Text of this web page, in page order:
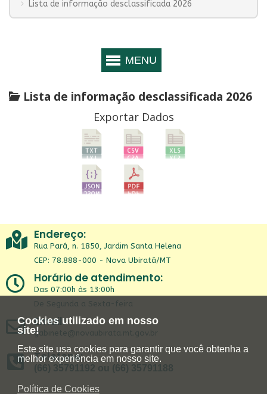
Cookies utilizado em nosso
site!
Este site usa cookies para garantir que você obtenha a
melhor experiência em nosso site.
Política de Cookies
Lista de informação desclassificada 2026
Lista de informação desclassificada 2026
Exportar Dados
Endereço:
Rua Pará, n. 1850, Jardim Santa Helena
CEP: 78.888-000 - Nova Ubiratã/MT
Horário de atendimento:
Das 07:00h às 13:00h
De Segunda a Sexta-feira
Email:
gabinete@novaubirata.mt.gov.br
Telefone:
(66) 35791192 ou (66) 35791188